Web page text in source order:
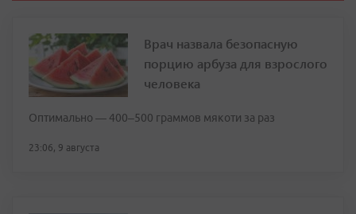
Врач назвала безопасную
порцию арбуза для взрослого
человека
Оптимально — 400–500 граммов мякоти за раз
23:06, 9 августа